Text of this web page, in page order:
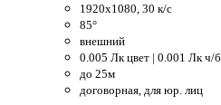
1920x1080, 30 к/c
85°
внешний
0.005 Лк цвет | 0.001 Лк ч/б
до 25м
договорная, для юр. лиц